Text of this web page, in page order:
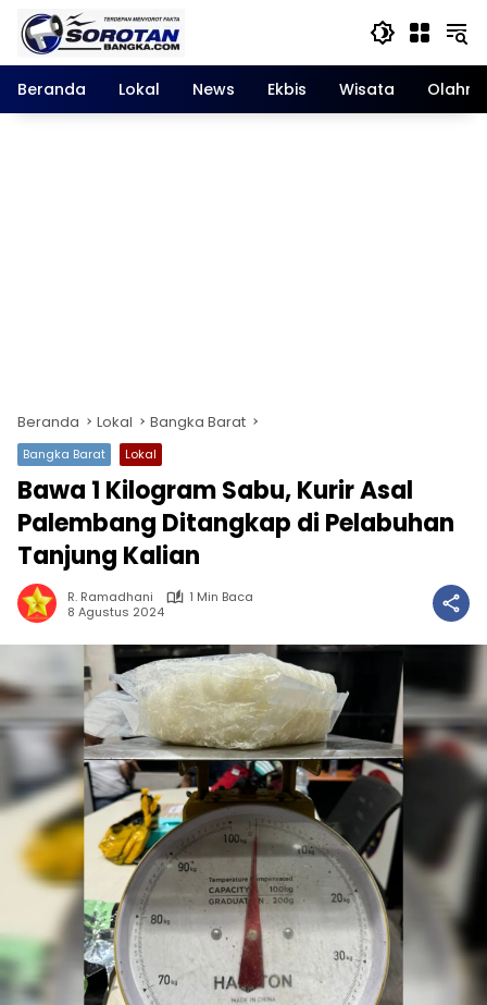
Langsung
konten
Beranda
Lokal News Ekbis Wisata
Beranda Lokal Bangka Barat
Bangka Barat Lokal
Bawa 1 Kilogram Sabu, Kurir Asal
Palembang Ditangkap di Pelabuhan
Tanjung Kalian
R. Ramadhani
1 Min Baca
8 Agustus 2024